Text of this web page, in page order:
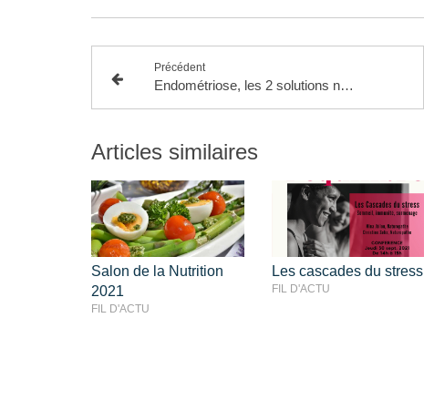
Précédent
Endométriose, les 2 solutions naturelles fondamentales
Articles similaires
Salon de la Nutrition
2021
FIL D'ACTU
Les cascades du stress
FIL D'ACTU